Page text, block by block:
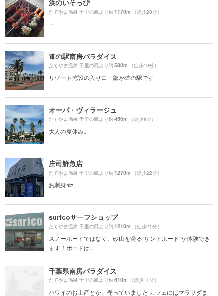
浜のいそっぴ
たてやま温泉 千里の風より約1170m （徒歩20分）
・
道の駅南房パラダイス
たてやま温泉 千里の風より約580m （徒歩10分）
リゾート施設の入り口一部が道の駅です
オーパ・ヴィラージュ
たてやま温泉 千里の風より約450m （徒歩8分）
大人の夏休み。
庄司鮮魚店
たてやま温泉 千里の風より約1270m （徒歩22分）
お刺身🐟
surfcoサーフショップ
たてやま温泉 千里の風より約1210m （徒歩21分）
スノーボードではなく、砂山を滑る"サンドボード"が体験でき
ます！ボードは...
千葉県南房パラダイス
たてやま温泉 千里の風より約610m （徒歩11分）
ハワイのお土産とか、売っていました カフェにはマラサダま